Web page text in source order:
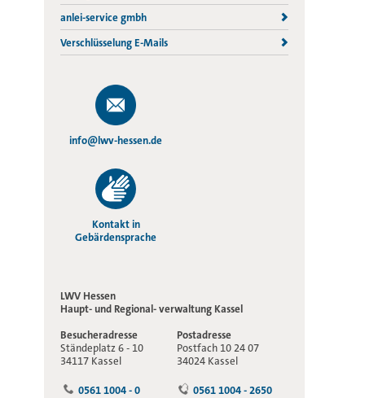
anlei-service gmbh
Verschlüsselung E-Mails
info@lwv-hessen.de
Kontakt in
Gebärdensprache
LWV Hessen
Haupt- und Regional-verwaltung Kassel
Besucheradresse
Ständeplatz 6 - 10
34117 Kassel
Postadresse
Postfach 10 24 07
34024 Kassel
0561 1004 - 0
0561 1004 - 2650